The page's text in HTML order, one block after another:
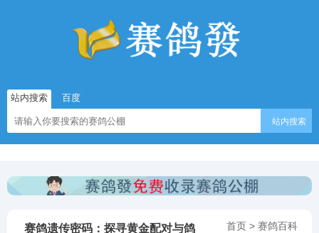
站内搜索 百度
站内搜索
首页 > 赛鸽百科
赛鸽遗传密码：探寻黄金配对与鸽